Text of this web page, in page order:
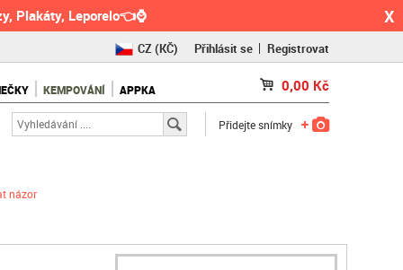
Plakáty, Leporelo👈⌚ X
CZ(KČ)
RO(RON)
Přihlásit se Registrovat
KEMPOVÁNÍ APPKA 0,00 Kč
Přidejte snímky
názor